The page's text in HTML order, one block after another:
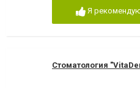
Я
Стоматология